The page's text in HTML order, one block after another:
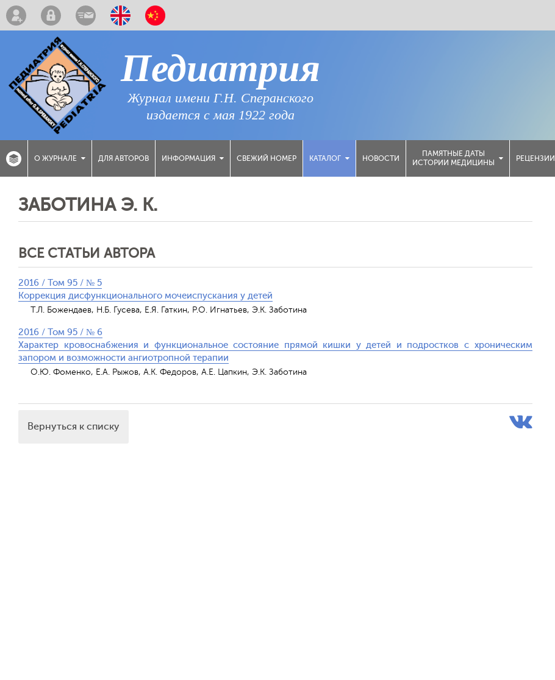
Педиатрия
Журнал имени Г.Н. Сперанского
издается с мая 1922 года
О ЖУРНАЛЕ ДЛЯ АВТОРОВ ИНФОРМАЦИЯ СВЕЖИЙ НОМЕР КАТАЛОГ НОВОСТИ
ПАМЯТНЫЕ ДАТЫ
ИСТОРИИ МЕДИЦИНЫ
РЕЦЕНЗИИ
ЗАБОТИНА Э. К.
ВСЕ СТАТЬИ АВТОРА
2016 / Том 95 / № 5
Коррекция дисфункционального мочеиспускания у детей
Т.Л. Божендаев, Н.Б. Гусева, Е.Я. Гаткин, Р.О. Игнатьев, Э.К. Заботина
2016 / Том 95 / № 6
Характер кровоснабжения и функциональное состояние прямой кишки у детей и подростков с хроническим
запором и возможности ангиотропной терапии
О.Ю. Фоменко, Е.А. Рыжов, А.К. Федоров, А.Е. Цапкин, Э.К. Заботина
Вернуться к списку